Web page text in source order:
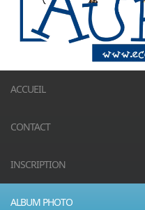
ACCUEIL
CONTACT
INSCRIPTION
ALBUM PHOTO